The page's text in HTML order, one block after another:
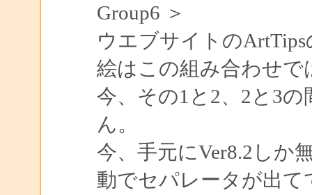
Group6 ＞
ウエブサイトの
絵はこの組み合わせ
今、その1と2、2と3
ん。
今、手元にVer8.2しか
動でセパレータが出